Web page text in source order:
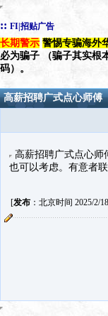
:: FI|招贴广告
长期警示 警惕专骗海外
必为骗子 （骗子其实根
码）。
高薪招聘广式点心师傅
高薪招聘广式点心师
也可以考虑。有意者
[发布：北京时间 2025/2/